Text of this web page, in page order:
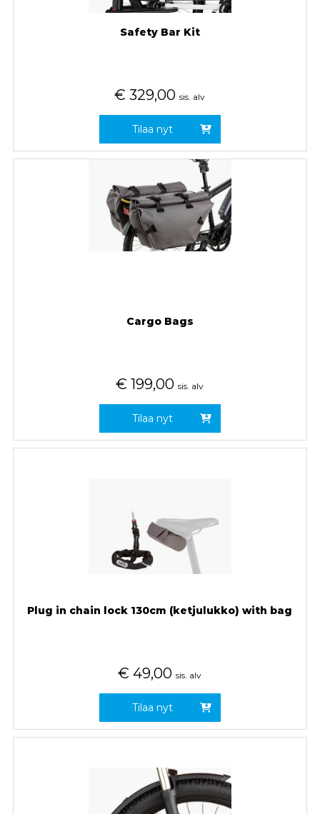
Safety Bar Kit
€ 329,00 sis. alv
Tilaa nyt
Cargo Bags
€ 199,00 sis. alv
Tilaa nyt
Plug in chain lock 130cm (ketjulukko) with bag
€ 49,00 sis. alv
Tilaa nyt